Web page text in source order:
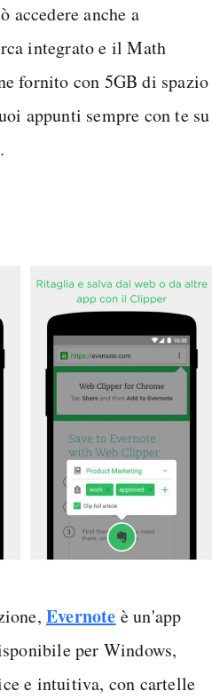
accedere anche a
integrato e il Math
fornito con 5GB di spazio
appunti sempre con te su
Evernote è un'app
per Windows,
e intuitiva, con cartelle